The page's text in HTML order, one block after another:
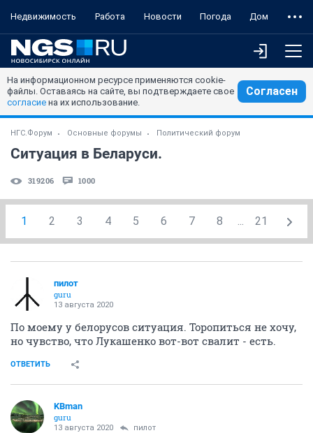
Недвижимость Работа Новости Погода Дом
На информационном ресурсе применяются cookie-
файлы. Оставаясь на сайте, вы подтверждаете свое
согласие на их использование.
Согласен
НГС.Форум Основные форумы Политический форум
Ситуация в Беларуси.
319206 1000
1 2 3 4 5 6 7 8 ... 21
пилот
guru
13 августа 2020
По моему у белорусов ситуация. Торопиться не хочу,
но чувство, что Лукашенко вот-вот свалит - есть.
ОТВЕТИТЬ
KBman
guru
13 августа 2020 пилот